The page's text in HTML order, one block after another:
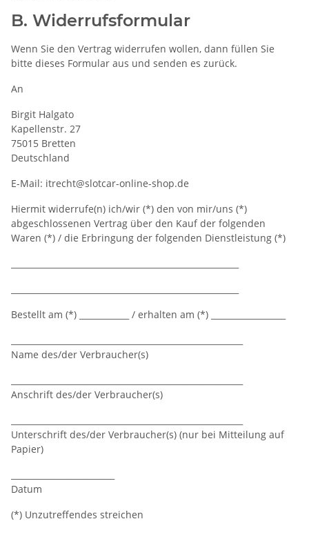
B. Widerrufsformular
Wenn Sie den Vertrag widerrufen wollen, dann füllen Sie
bitte dieses Formular aus und senden es zurück.
An
Birgit Halgato
Kapellenstr. 27
75015 Bretten
Deutschland
E-Mail: itrecht@slotcar-online-shop.de
Hiermit widerrufe(n) ich/wir (*) den von mir/uns (*)
abgeschlossenen Vertrag über den Kauf der folgenden
Waren (*) / die Erbringung der folgenden Dienstleistung (*)
Bestellt am (*) ____________ / erhalten am (*) __________________
Name des/der Verbraucher(s)
Anschrift des/der Verbraucher(s)
Unterschrift des/der Verbraucher(s) (nur bei Mitteilung auf
Papier)
Datum
(*) Unzutreffendes streichen